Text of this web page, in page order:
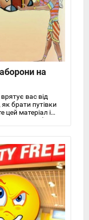
на
вас від
брати путівки
цей матеріал і
довічну заборону